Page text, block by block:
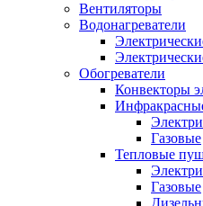
Вентиляторы
Водонагреватели
Обогреватели
Конвекторы
Газовые
Тепловые
Газовые